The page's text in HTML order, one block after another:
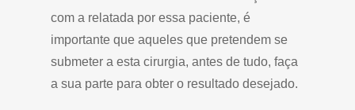
com a relatada por essa paciente, é
importante que aqueles que pretendem se
submeter a esta cirurgia, antes de tudo, faça
a sua parte para obter o resultado desejado.